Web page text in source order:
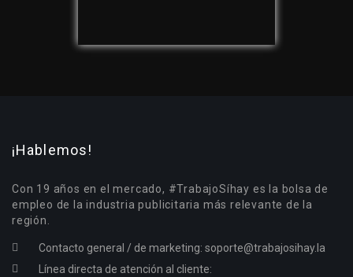
¡Hablemos!
Con 19 años en el mercado, #TrabajoSíhay es la bolsa de
empleo de la industria publicitaria más relevante de la
región.
Contacto general / de marketing: soporte@trabajosihay.la
Línea directa de atención al cliente: